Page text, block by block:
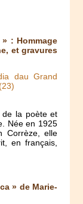
: Hommage
et gravures
dau Grand
de la poète et
Née en 1925
Corrèze, elle
en français,
» de Marie-